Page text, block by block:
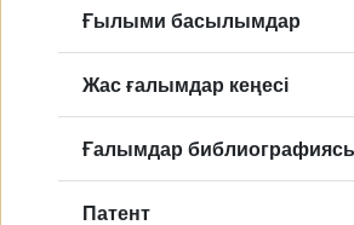
Ғылыми басылымдар
Жас ғалымдар кеңесі
Ғалымдар
Патент